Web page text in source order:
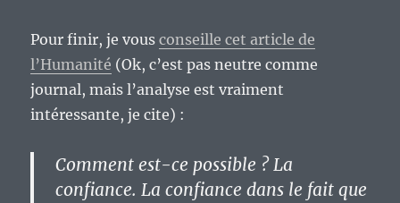
Pour finir, je vousconseille cet article de
l’Humanité (Ok, c’est pas neutre comme
journal, mais l’analyse est vraiment
intéressante, je cite) :
Comment est-ce possible ? La
confiance. La confiance dans le fait que